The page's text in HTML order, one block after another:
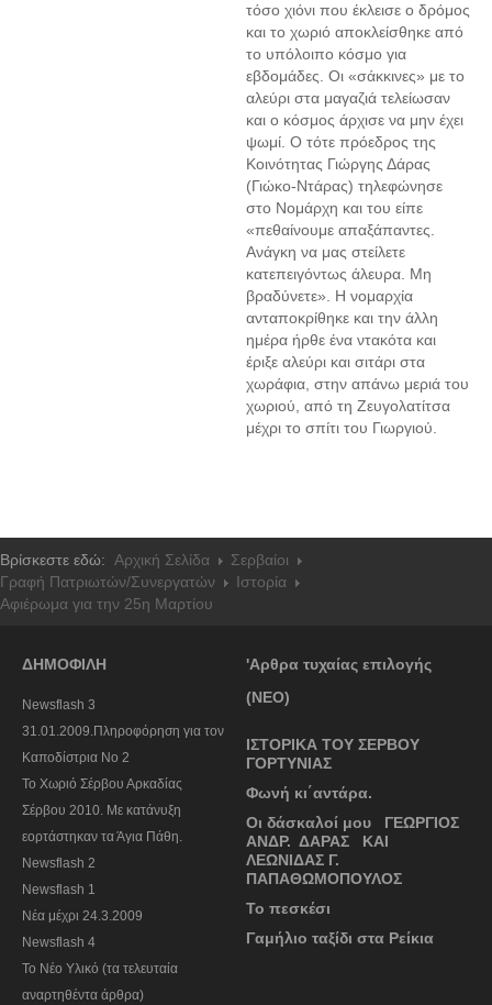
τόσο χιόνι που έκλεισε ο δρόμος
και το χωριό αποκλείσθηκε από
το υπόλοιπο κόσμο για
εβδομάδες. Οι «σάκκινες» με το
αλεύρι στα μαγαζιά τελείωσαν
και ο κόσμος άρχισε να μην έχει
ψωμί. Ο τότε πρόεδρος της
Κοινότητας Γιώργης Δάρας
(Γιώκο-Ντάρας) τηλεφώνησε
στο Νομάρχη και του είπε
«πεθαίνουμε απαξάπαντες.
Ανάγκη να μας στείλετε
κατεπειγόντως άλευρα. Μη
βραδύνετε». Η νομαρχία
ανταποκρίθηκε και την άλλη
ημέρα ήρθε ένα ντακότα και
έριξε αλεύρι και σιτάρι στα
χωράφια, στην απάνω μεριά του
χωριού, από τη Ζευγολατίτσα
μέχρι το σπίτι του Γιωργιού.
Βρίσκεστε εδώ: Αρχική Σελίδα
Σερβαίοι
Γραφή Πατριωτών/Συνεργατών
Ιστορία
Αφιέρωμα για την 25η Μαρτίου
ΔΗΜΟΦΙΛΗ
Newsflash 3
31.01.2009.Πληροφόρηση για τον
Καποδίστρια Νο 2
To Χωριό Σέρβου Αρκαδίας
Σέρβου 2010. Με κατάνυξη
εορτάστηκαν τα Άγια Πάθη.
Newsflash 2
Newsflash 1
Nέα μέχρι 24.3.2009
Newsflash 4
Το Νέο Υλικό (τα τελευταία
αναρτηθέντα άρθρα)
'Αρθρα τυχαίας επιλογής
(ΝΕΟ)
ΙΣΤΟΡΙΚΑ ΤΟΥ ΣΕΡΒΟΥ
ΓΟΡΤΥΝΙΑΣ
Φωνή κι΄αντάρα.
Οι δάσκαλοί μου ΓΕΩΡΓΙΟΣ
ΑΝΔΡ. ΔΑΡΑΣ ΚΑΙ
ΛΕΩΝΙΔΑΣ Γ.
ΠΑΠΑΘΩΜΟΠΟΥΛΟΣ
Το πεσκέσι
Γαμήλιο ταξίδι στα Ρείκια